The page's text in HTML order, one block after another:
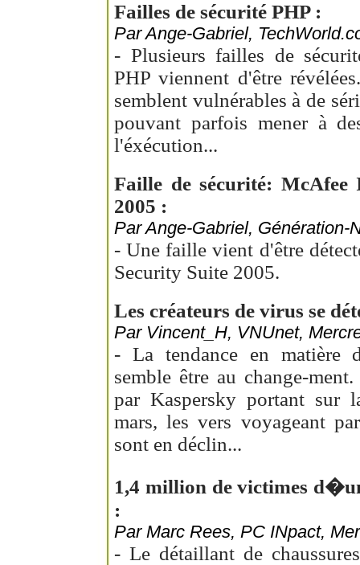
Failles de sécurité PHP :
Par Ange-Gabriel,
- Plusieurs failles de
PHP viennent d'être
semblent vulnérables à de
pouvant parfois mener à
l'éxécution...
Faille de sécurité: McAfee
2005 :
Par Ange-Gabriel, Génération-
- Une faille vient d'être
Security Suite 2005.
Les créateurs de virus se
Par Vincent_H, VNUnet,
- La tendance en matière
semble être au change-
par Kaspersky portant sur
mars, les vers voyageant
sont en déclin...
1,4 million de victimes
:
Par Marc Rees, PC INpact,
- Le détaillant de